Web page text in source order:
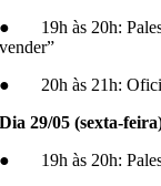
● 19h às 20h:
vender”
● 20h às 21h:
Dia 29/05 (sexta-
● 19h às 20h: